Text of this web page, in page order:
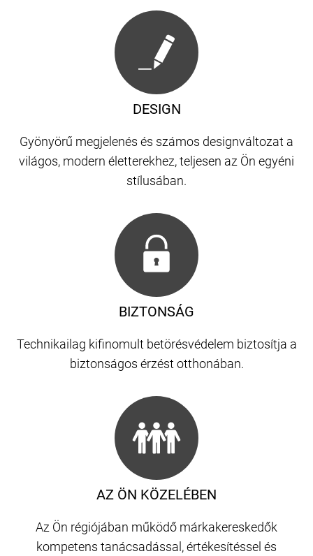
DESIGN
Gyönyörű megjelenés és számos designváltozat a
világos, modern életterekhez, teljesen az Ön egyéni
stílusában.
AZ ÖN KÖZELÉBEN
Az Ön régiójában működő márkakereskedők
kompetens tanácsadással, értékesítéssel és
BIZTONSÁG
Technikailag kifinomult betörésvédelem biztosítja a
biztonságos érzést otthonában.